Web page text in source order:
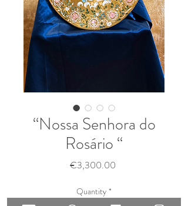
“Nossa Senhora do
Rosário “
€3,300.00Price
Quantity *